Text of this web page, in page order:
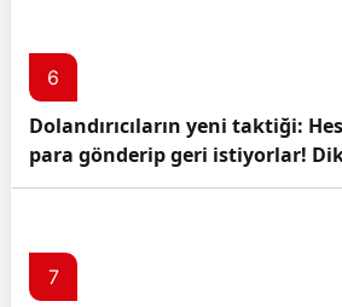
6
Dolandırıcıların yeni taktiği:
para gönderip geri istiyorlar!
Edin!
7